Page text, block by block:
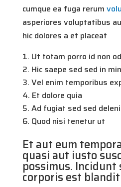
cumque ea fuga rerum
asperiores voluptatibus
hic dolores a et placeat
Ut totam porro id non
Hic saepe sed sed in
Vel enim temporibus
Et dolore quia
Ad fugiat sed sed
Quod nisi tenetur ut
Et aut eum
quasi aut iusto
possimus.
corporis est